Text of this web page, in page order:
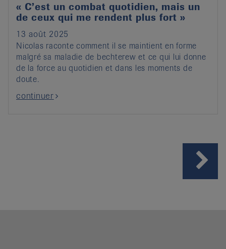
« C’est un combat quotidien, mais un
de ceux qui me rendent plus fort »
13 août 2025
Nicolas raconte comment il se maintient en forme
malgré sa maladie de bechterew et ce qui lui donne
de la force au quotidien et dans les moments de
doute.
continuer